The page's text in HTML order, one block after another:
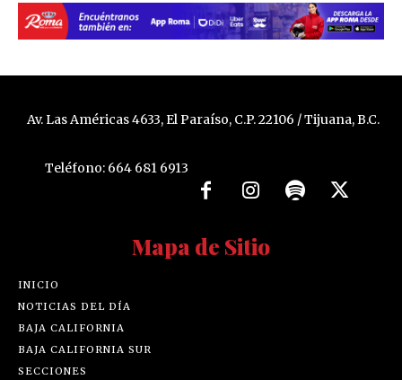
Av. Las Américas 4633, El Paraíso, C.P. 22106 / Tijuana, B.C.
Teléfono: 664 681 6913
Mapa de Sitio
INICIO
NOTICIAS DEL DÍA
BAJA CALIFORNIA
BAJA CALIFORNIA SUR
SECCIONES